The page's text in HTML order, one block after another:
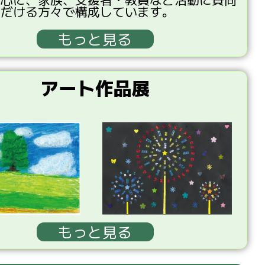
ける方々で構成しています。
もっと見る
アート作品展
もっと見る